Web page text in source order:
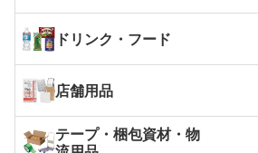
ドリンク・フード
店舗用品
テープ・梱包資材・物